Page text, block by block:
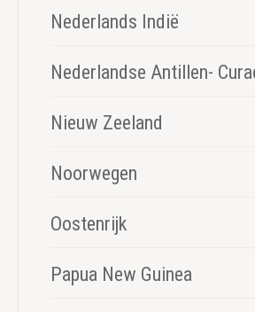
Nederlands Indië
Nederlandse Antillen-
Nieuw Zeeland
Noorwegen
Oostenrijk
Papua New Guinea